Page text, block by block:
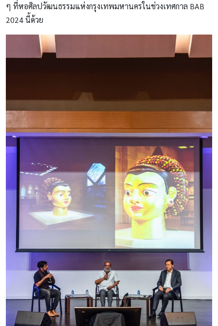
ๆ ที่หอศิลปวัฒนธรรมแห่งกรุงเทพมหานครในช่วงเทศกาล BAB
2024 นี้ด้วย